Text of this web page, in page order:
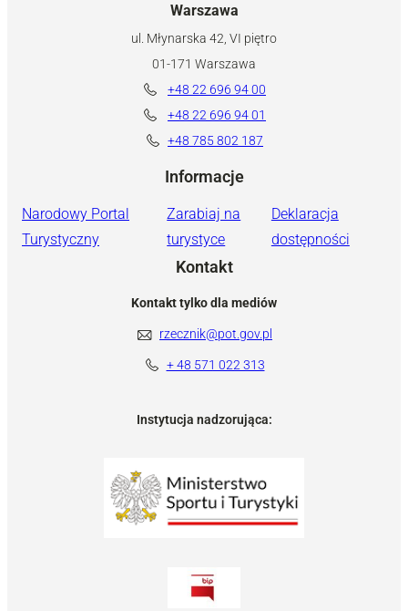
Warszawa
ul. Młynarska 42, VI piętro
01-171 Warszawa
+48 22 696 94 00
+48 22 696 94 01
+48 785 802 187
Informacje
Narodowy Portal
Turystyczny
Zarabiaj na
turystyce
Deklaracja
dostępności
Kontakt
Kontakt tylko dla mediów
rzecznik@pot.gov.pl
+ 48 571 022 313
Instytucja nadzorująca: